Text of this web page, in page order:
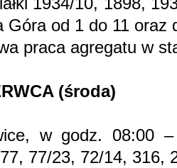
Góra od 1 do 11 oraz
praca agregatu w
(środa)
w godz. 08:00
77, 77/23, 72/14, 316,